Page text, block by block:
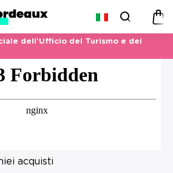
Ricerca
dell'Ufficio del Turismo e dei
acquisti